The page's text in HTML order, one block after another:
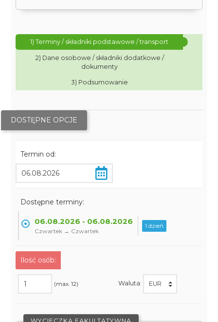
1) Terminy / składniki podstawowe / transport
2) Dane osobowe / składniki dodatkowe /
dokumenty
3) Podsumowanie
DOSTĘPNE OPCJE
Termin od:
Dostępne terminy:
06.08.2026 - 06.08.2026
Czwartek → Czwartek
1 dzień
Ilość osób:
(max. 12) Waluta: